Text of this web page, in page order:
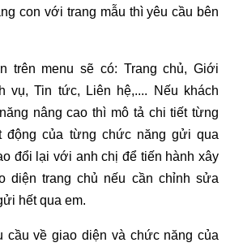
con với trang mẫu thì yêu cầu bên
trên menu sẽ có: Trang chủ, Giới
vụ, Tin tức, Liên hệ,.... Nếu khách
nâng cao thì mô tả chi tiết từng
động của từng chức năng gửi qua
đổi lại với anh chị để tiến hành xây
diện trang chủ nếu cần chỉnh sửa
hết qua em.
cầu về giao diện và chức năng của